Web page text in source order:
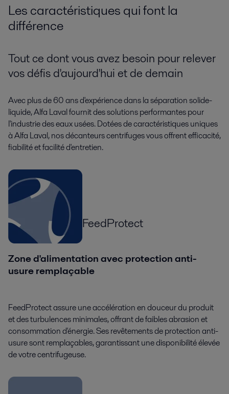
Les caractéristiques qui font la
différence
Tout ce dont vous avez besoin pour relever
vos défis d'aujourd'hui et de demain
Avec plus de 60 ans d'expérience dans la séparation solide-
liquide, Alfa Laval fournit des solutions performantes pour
l'industrie des eaux usées. Dotées de caractéristiques uniques
à Alfa Laval, nos décanteurs centrifuges vous offrent efficacité,
fiabilité et facilité d'entretien.
FeedProtect
Zone d'alimentation avec protection anti-
usure remplaçable
FeedProtect assure une accélération en douceur du produit
et des turbulences minimales, offrant de faibles abrasion et
consommation d'énergie. Ses revêtements de protection anti-
usure sont remplaçables, garantissant une disponibilité élevée
de votre centrifugeuse.